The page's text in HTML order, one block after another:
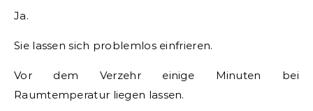
Ja.
Sie lassen sich problemlos einfrieren.
Vor dem Verzehr einige Minuten bei
Raumtemperatur liegen lassen.